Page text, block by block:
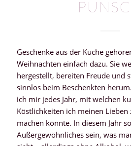
Geschenke aus der Küche
Weihnachten einfach dazu. Sie
hergestellt, bereiten Freude und
sinnlos beim Beschenkten
ich mir jedes Jahr, mit welchen
Köstlichkeiten ich meinen Lieben
machen könnte. In diesem Jahr
Außergewöhnliches sein, was